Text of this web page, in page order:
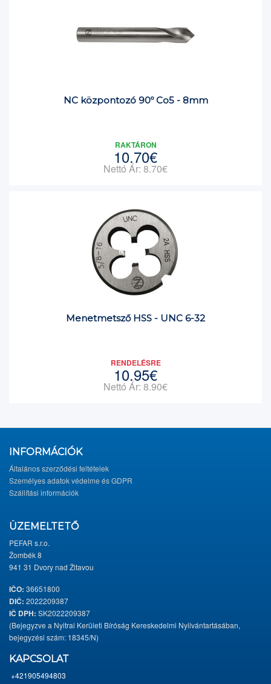
NC központozó 90º Co5 - 8mm
RAKTÁRON
10.70€
Nettó Ár: 8.70€
Menetmetsző HSS - UNC 6-32
RENDELÉSRE
10.95€
Nettó Ár: 8.90€
INFORMÁCIÓK
Általános szerződési feltételek
Személyes adatok védelme és GDPR
Szállítási információk
ÜZEMELTETŐ
PEFAR s.r.o.
Žombék 8
941 31 Dvory nad Žitavou
IČO: 36651800
DIČ: 2022209387
IČ DPH: SK2022209387
(Bejegyzve a Nyitrai Kerületi Bíróság Kereskedelmi Nyilvántartásában,
bejegyzési szám: 18345/N)
KAPCSOLAT
+421905494803